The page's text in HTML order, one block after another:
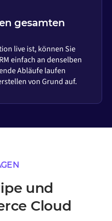
gesamten
live ist, können Sie
einfach an denselben
Abläufe laufen
von Grund auf.
und
Cloud